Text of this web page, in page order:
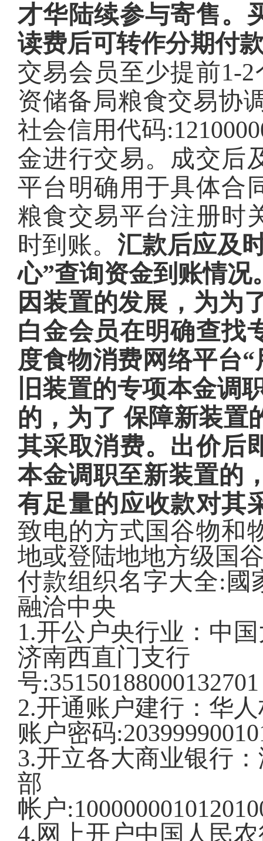
才华陆续参与寄售。
读费后可转作分期付
交易会员至少提前1-
资储备局粮食交易协
社会信用代码
金进行交易。成交后
平台明确用于具体合
粮食交易平台注册时
时到账。 汇款后应及
心”查询资金到账情况
因装置的发展，为为
白金会员在明确查找
度食物消费网络平台
旧装置的专项本金调
的，为了 保障新装置
其采取消费。出价后
本金调职至新装置的
有足量的应收款对其
致电的方式国谷物和
地或登陆地地方级国
付款组织名字大全:國
融洽中央
1.开公户央行业：中
济南西直门支行
号
2.开通账户建行：华
账户密码
3.开立各大商业银行
部
帐户
4.网上开户中国人民